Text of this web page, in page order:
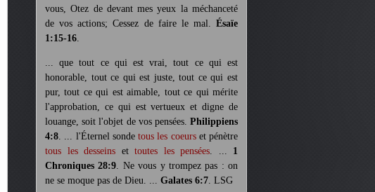
vous, Otez de devant mes yeux la méchanceté
de vos actions; Cessez de faire le mal. Ésaïe
1:15-16.
... que tout ce qui est vrai, tout ce qui est
honorable, tout ce qui est juste, tout ce qui est
pur, tout ce qui est aimable, tout ce qui mérite
l'approbation, ce qui est vertueux et digne de
louange, soit l'objet de vos pensées. Philippiens
4:8. ... l'Éternel sonde tous les coeurset pénètre
tous les desseins et toutes les pensées. ... 1
Chroniques 28:9. Ne vous y trompez pas : on
ne se moque pas de Dieu. ... Galates 6:7. LSG